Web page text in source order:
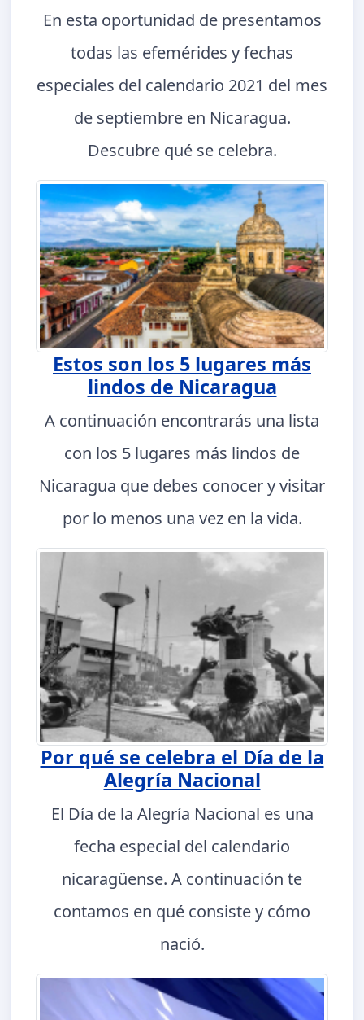
En esta oportunidad de presentamos
todas las efemérides y fechas
especiales del calendario 2021 del mes
de septiembre en Nicaragua.
Descubre qué se celebra.
Estos son los 5 lugares más
lindos de Nicaragua
A continuación encontrarás una lista
con los 5 lugares más lindos de
Nicaragua que debes conocer y visitar
por lo menos una vez en la vida.
Por qué se celebra el Día de la
Alegría Nacional
El Día de la Alegría Nacional es una
fecha especial del calendario
nicaragüense. A continuación te
contamos en qué consiste y cómo
nació.